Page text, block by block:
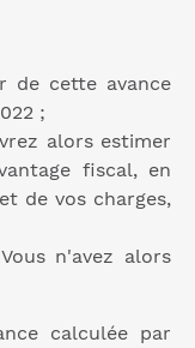
de cette avance
;
alors estimer
fiscal, en
de vos charges,
n'avez alors
calculée par